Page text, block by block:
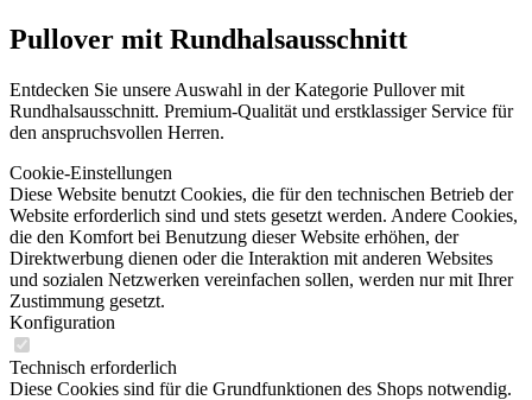
Pullover mit Rundhalsausschnitt
Entdecken Sie unsere Auswahl in der Kategorie Pullover mit
Rundhalsausschnitt. Premium-Qualität und erstklassiger Service für
den anspruchsvollen Herren.
Cookie-Einstellungen
Diese Website benutzt Cookies, die für den technischen Betrieb der
Website erforderlich sind und stets gesetzt werden. Andere Cookies,
die den Komfort bei Benutzung dieser Website erhöhen, der
Direktwerbung dienen oder die Interaktion mit anderen Websites
und sozialen Netzwerken vereinfachen sollen, werden nur mit Ihrer
Zustimmung gesetzt.
Konfiguration
Technisch erforderlich
Diese Cookies sind für die Grundfunktionen des Shops notwendig.